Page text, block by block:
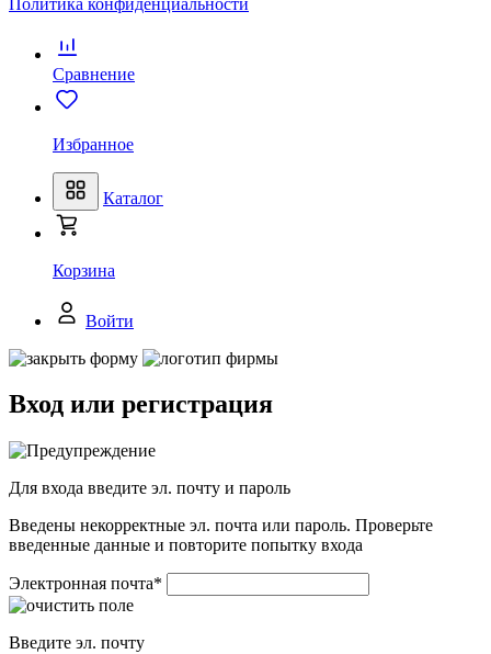
Сравнение
Избранное
Каталог
Корзина
Войти
Вход или регистрация
Для входа введите эл. почту и пароль
Введены некорректные эл. почта или пароль. Проверьте
введенные данные и повторите попытку входа
Электронная почта*
Введите эл. почту